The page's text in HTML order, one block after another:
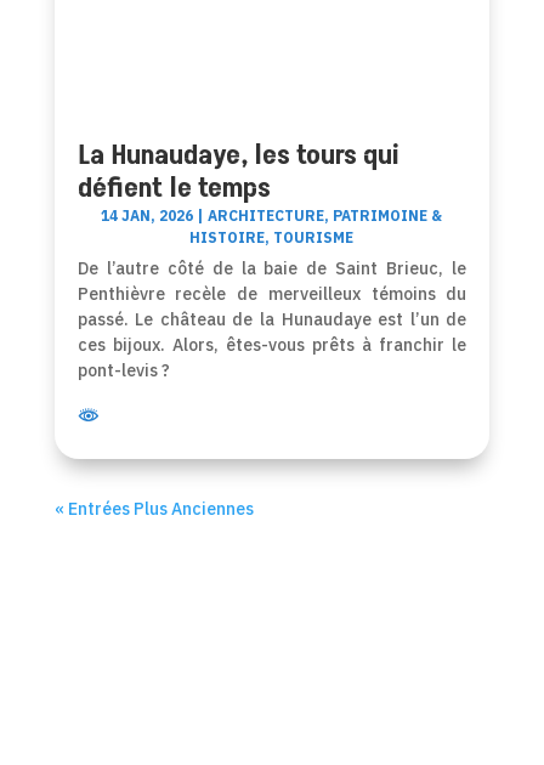
La Hunaudaye, les tours qui
défient le temps
14 JAN, 2026 |ARCHITECTURE, PATRIMOINE &
HISTOIRE, TOURISME
De l’autre côté de la baie de Saint Brieuc, le
Penthièvre recèle de merveilleux témoins du
passé. Le château de la Hunaudaye est l’un de
ces bijoux. Alors, êtes-vous prêts à franchir le
pont-levis ?
« Entrées Plus Anciennes